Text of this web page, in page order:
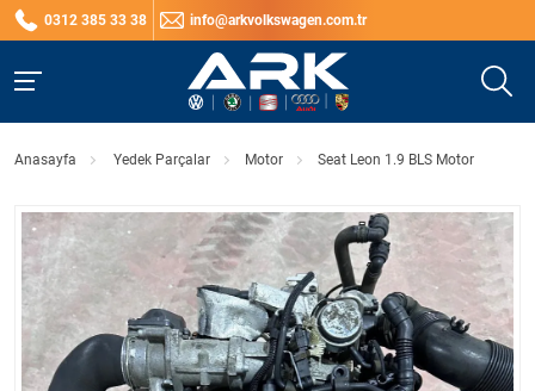
0312 385 33 38 info@arkvolkswagen.com.tr
Anasayfa Yedek Parçalar Motor Seat Leon 1.9 BLS Motor